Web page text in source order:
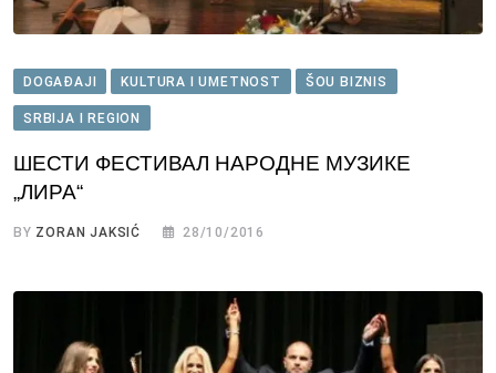
DOGAĐAJI KULTURA I UMETNOST ŠOU BIZNIS
SRBIJA I REGION
ШЕСТИ ФЕСТИВАЛ НАРОДНЕ МУЗИКЕ
„ЛИРА“
BY ZORAN JAKSIĆ 28/10/2016